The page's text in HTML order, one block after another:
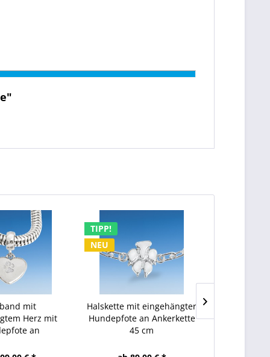
mit
Herz mit
an
TIPP!
NEU
Halskette mit eingehängter
Hundepfote an Ankerkette
45 cm